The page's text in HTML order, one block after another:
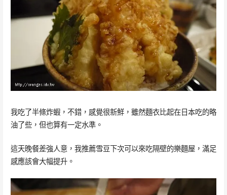
我吃了半條炸蝦，不錯，感覺很新鮮，雖然麵衣比起在日本吃的略
油了些，但也算有一定水準。
這天晚餐差強人意，我推薦雪豆下次可以來吃隔壁的樂麵屋，滿足
感應該會大幅提升。